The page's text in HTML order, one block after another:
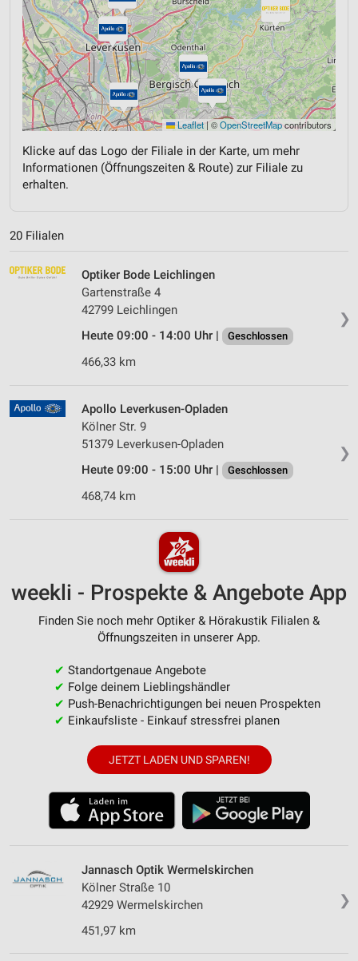
Leaflet | ©OpenStreetMapcontributors
Klicke auf das Logo der Filiale in der Karte, um mehr
Informationen (Öffnungszeiten & Route) zur Filiale zu
erhalten.
20 Filialen
❯
Optiker Bode Leichlingen
Gartenstraße 4
42799 Leichlingen
Heute 09:00 - 14:00 Uhr |
Geschlossen
466,33 km
❯
Apollo Leverkusen-Opladen
Kölner Str. 9
51379 Leverkusen-Opladen
Heute 09:00 - 15:00 Uhr |
Geschlossen
468,74 km
weekli - Prospekte & Angebote App
Finden Sie noch mehr Optiker & Hörakustik Filialen &
Öffnungszeiten in unserer App.
✔ Standortgenaue Angebote
✔ Folge deinem Lieblingshändler
✔ Push-Benachrichtigungen bei neuen Prospekten
✔ Einkaufsliste - Einkauf stressfrei planen
JETZT LADEN UND SPAREN!
❯
Jannasch Optik Wermelskirchen
Kölner Straße 10
42929 Wermelskirchen
451,97 km